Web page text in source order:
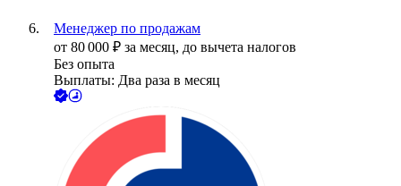
Менеджер по продажам
от 80 000 ₽ за месяц, до вычета налогов
Без опыта
Выплаты: Два раза в месяц